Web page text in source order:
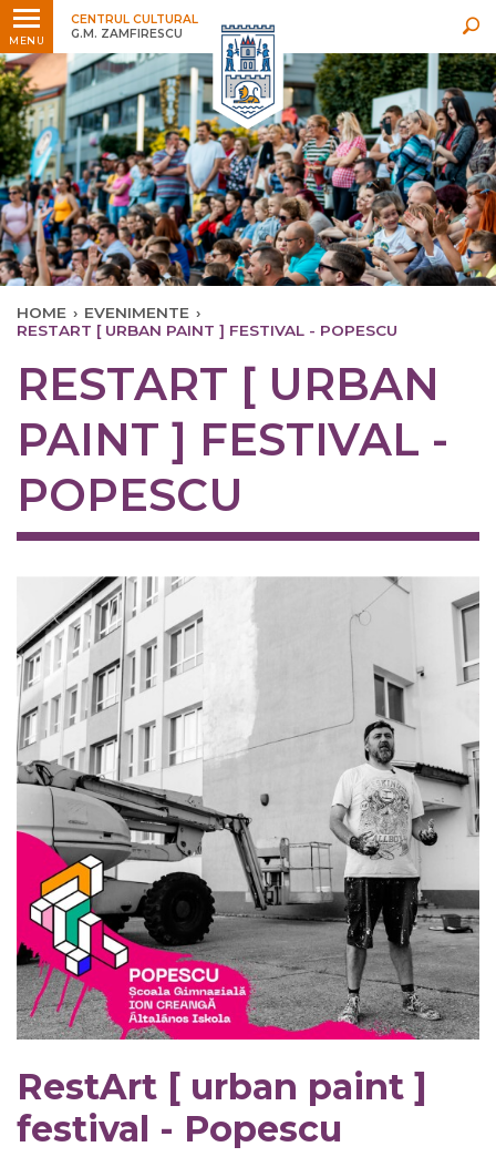
MENU
CENTRUL CULTURAL
G.M. ZAMFIRESCU
Ultimele
HOME › EVENIMENTE ›
RESTART [ URBAN PAINT ] FESTIVAL - POPESCU
RESTART [ URBAN
PAINT ] FESTIVAL -
POPESCU
RestArt [ urban paint ]
festival - Popescu